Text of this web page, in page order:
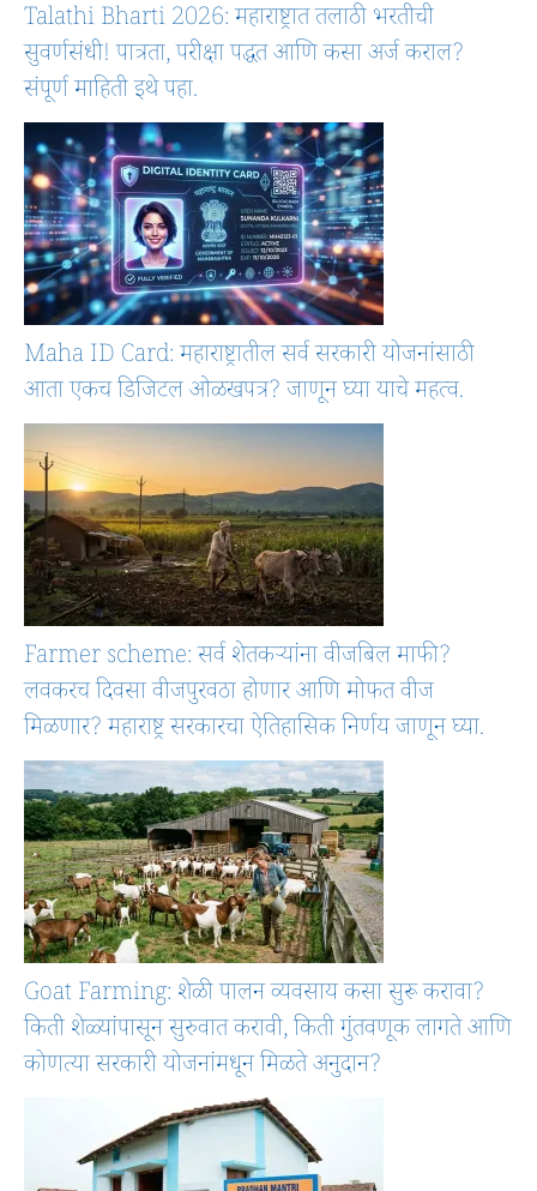
Talathi Bharti 2026: महाराष्ट्रात तलाठी भरतीची
सुवर्णसंधी! पात्रता, परीक्षा पद्धत आणि कसा अर्ज कराल?
संपूर्ण माहिती इथे पहा.
Maha ID Card: महाराष्ट्रातील सर्व सरकारी योजनांसाठी
आता एकच डिजिटल ओळखपत्र? जाणून घ्या याचे महत्व.
Farmer scheme: सर्व शेतकऱ्यांना वीजबिल माफी?
लवकरच दिवसा वीजपुरवठा होणार आणि मोफत वीज
मिळणार? महाराष्ट्र सरकारचा ऐतिहासिक निर्णय जाणून घ्या.
Goat Farming: शेळी पालन व्यवसाय कसा सुरू करावा?
किती शेळ्यांपासून सुरुवात करावी, किती गुंतवणूक लागते आणि
कोणत्या सरकारी योजनांमधून मिळते अनुदान?